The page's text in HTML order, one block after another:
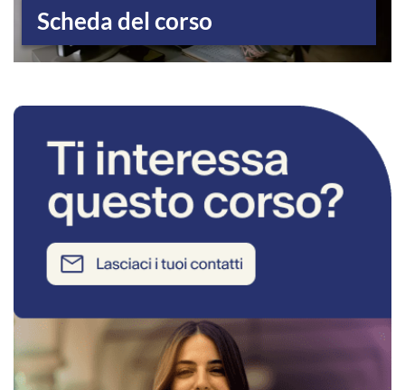
Scheda del corso
RICHIEDI INFORMAZIONI SUL CORSO